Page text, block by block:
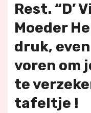
Rest. “D’
Moeder
druk,
voren om
te
tafeltje !